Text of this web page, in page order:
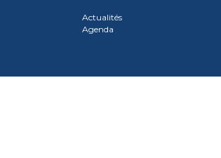
Actualités
Agenda